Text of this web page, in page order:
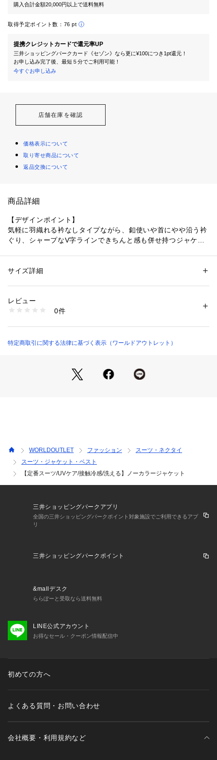
購入合計金額20,000円以上で送料無料
取得予定ポイント数： 76 pt
提携クレジットカードで還元率UP
三井ショッピングパークカード《セゾン》なら更に¥100につき1pt還元！
お申し込み完了後、最短５分でご利用可能！
今すぐお申し込み
店舗在庫を確認
価格表示について
取り寄せ商品について
返品交換について
商品詳細
【デザインポイント】
気軽に羽織れる衿なしタイプながら、釦使いや首にやや沿う衿
ぐり、シャープなV字ラインできちんと感も併せ持つジャケッ
トをやや絞っています。
ます。
てはもちろん、
ハイゲージニットにもさらっと羽織りオフィスカジュアル用に
適度なストレッチ性で快適な着心地に、シワになりづらいイー
ジーケア性/UV/接触冷感性も兼ね備えています。
※この製品は、太陽光線中の紫外線(UV)を通しにくくします。
この効果は永久的ではありません。
【生地詳細】
透け感：なし
伸縮性：ややあり
洗濯方法：洗濯機洗い可
すべてのサイズの商品番号が統一となりました。
また、すべてのサイズの価格も統一となりました。
スーツ
性別：レディース
ベスト
生産国：日本製
1096000000473
サイズ詳細
レビュー
0件
特定商取引に関する法律に基づく表示（ワールドアウトレット）
WORLDOUTLET ファッション
スーツ・ネクタイ
スーツ・ジャケット・ベスト
【定番スーツ/UVケア/接触冷感/洗える】ノーカラージャケット
三井ショッピングパークアプリ
全国の三井ショッピングパークポイント対象施設でご利用できるアプ
リ
三井ショッピングパークポイント
&mallデスク
ららぽーと受取なら送料無料
LINE公式アカウント
お得なセール・クーポン情報配信中
初めての方へ
よくある質問・お問い合わせ
会社概要・利用規約など